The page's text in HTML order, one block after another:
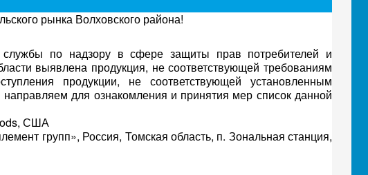
рынка Волховского района!
по надзору в сфере защиты прав потребителей и
выявлена продукция, не соответствующей требованиям
продукции, не соответствующей установленным
для ознакомления и принятия мер список данной
США
групп», Россия, Томская область, п. Зональная станция,